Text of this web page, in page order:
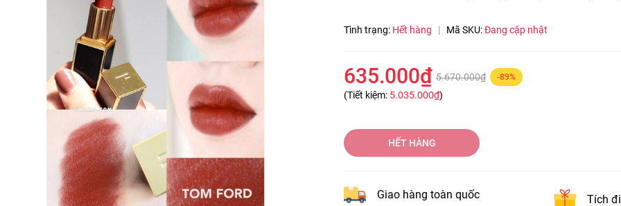
Tình trạng: Hết hàng | Mã SKU:Đang cập nhật
635.000₫ 5.670.000₫ -89%
(Tiết kiệm: 5.035.000₫)
HẾT HÀNG
Giao hàng toàn quốc Tích